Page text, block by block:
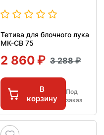
Тетива для блочного лука
МК-CB 75
2 860 3 288
В
корзину
Под
заказ